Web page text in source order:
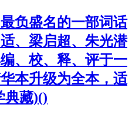
负盛名的一部词话
、梁启超、朱光潜
、校、释、评于一
本升级为全本，适
典藏)()